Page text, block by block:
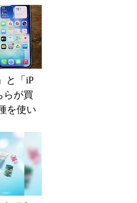
ー...
と「iP
らが買
を使い